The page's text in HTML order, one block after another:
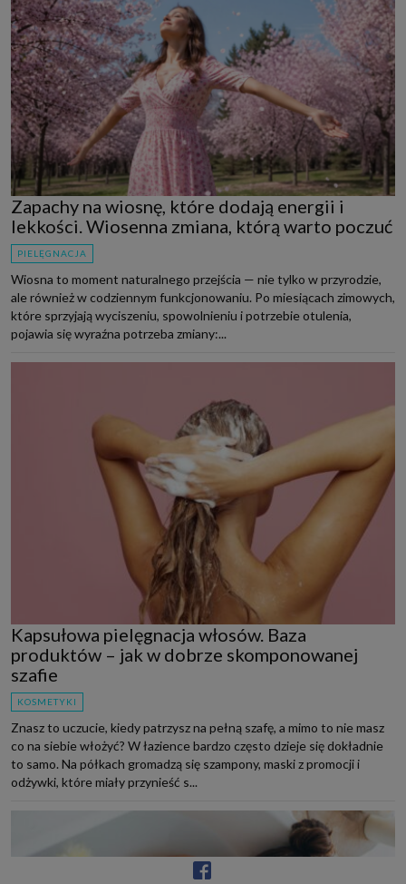
Zapachy na wiosnę, które dodają energii i
lekkości. Wiosenna zmiana, którą warto poczuć
PIELĘGNACJA
Wiosna to moment naturalnego przejścia — nie tylko w przyrodzie,
ale również w codziennym funkcjonowaniu. Po miesiącach zimowych,
które sprzyjają wyciszeniu, spowolnieniu i potrzebie otulenia,
pojawia się wyraźna potrzeba zmiany:...
Kapsułowa pielęgnacja włosów. Baza
produktów – jak w dobrze skomponowanej
szafie
KOSMETYKI
Znasz to uczucie, kiedy patrzysz na pełną szafę, a mimo to nie masz
co na siebie włożyć? W łazience bardzo często dzieje się dokładnie
to samo. Na półkach gromadzą się szampony, maski z promocji i
odżywki, które miały przynieść s...